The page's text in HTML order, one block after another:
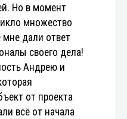
Но в момент
множество
мне дали ответ
своего дела!
Андрею и
от проекта
всё от начала